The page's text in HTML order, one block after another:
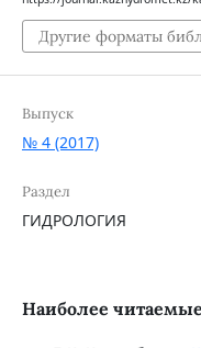
Другие форматы
Выпуск
№ 4 (2017)
Раздел
ГИДРОЛОГИЯ
Наиболее читаемые